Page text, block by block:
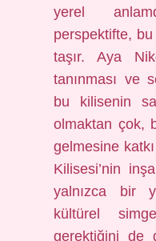
yerel
perspektifte,
taşır. Aya
tanınması ve
bu kilisenin
olmaktan çok,
gelmesine
Kilisesi’nin
yalnızca bir
kültürel
gerektiğini de